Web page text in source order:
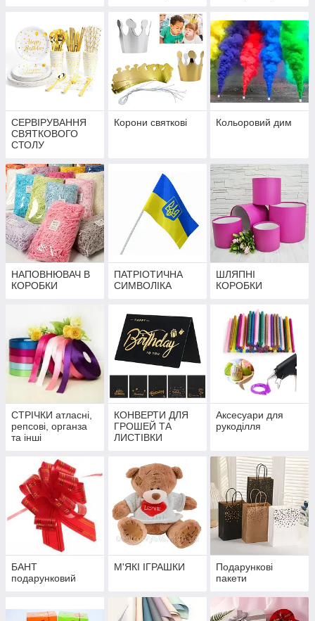
СЕРВІРУВАННЯ
СВЯТКОВОГО
СТОЛУ
Корони святкові Кольоровий дим
НАПОВНЮВАЧ В
КОРОБКИ
ПАТРІОТИЧНА
СИМВОЛІКА
ШЛЯПНІ
КОРОБКИ
СТРІЧКИ атласні,
репсові, органза
та інші
КОНВЕРТИ ДЛЯ
ГРОШЕЙ ТА
ЛИСТІВКИ
Аксесуари для
рукоділля
БАНТ
подарунковий
М'ЯКІ ІГРАШКИ
Подарункові
пакети